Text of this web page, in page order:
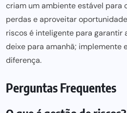
criam um ambiente estável para
perdas e aproveitar
riscos é inteligente para garantir
deixe para amanhã; implemente
diferença.
Perguntas Frequentes